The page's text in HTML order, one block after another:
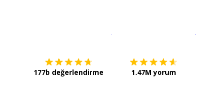
177b değerlendirme 1.47M yorum